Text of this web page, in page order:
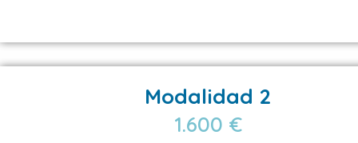
Modalidad 2
1.600 €